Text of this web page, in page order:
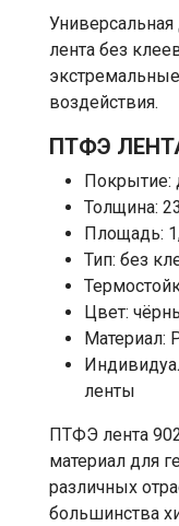
лента без
воздействия.
ПТФЭ
Покрытие:
Толщина:
Площадь:
Тип: без
Цвет:
Материал:
ленты
ПТФЭ лента
материал для
различных
большинства